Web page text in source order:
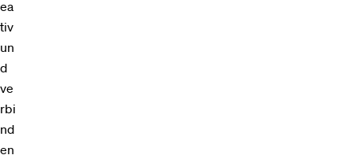
ea
tiv
un
d
ve
rbi
nd
en